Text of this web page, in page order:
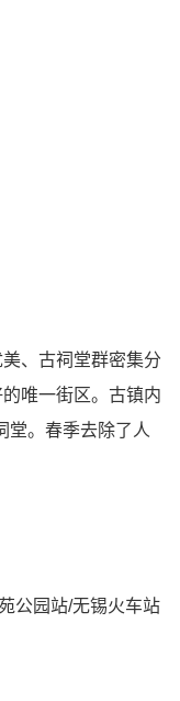
、古祠堂群密集分
唯一街区。古镇内
堂。春季去除了人
公园站/无锡火车站